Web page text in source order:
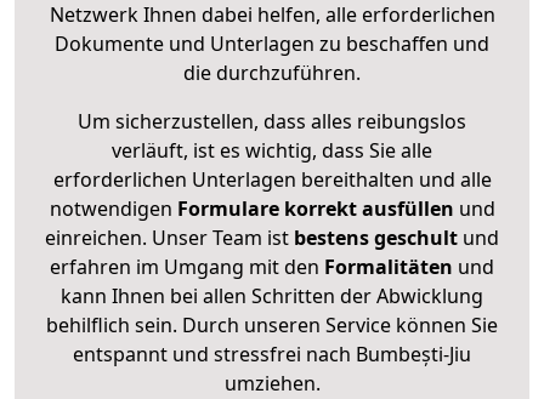
Netzwerk Ihnen dabei helfen, alle erforderlichen
Dokumente und Unterlagen zu beschaffen und
die durchzuführen.
Um sicherzustellen, dass alles reibungslos
verläuft, ist es wichtig, dass Sie alle
erforderlichen Unterlagen bereithalten und alle
notwendigen Formulare korrekt ausfüllen und
einreichen. Unser Team ist bestens geschult und
erfahren im Umgang mit den Formalitäten und
kann Ihnen bei allen Schritten der Abwicklung
behilflich sein. Durch unseren Service können Sie
entspannt und stressfrei nach Bumbești-Jiu
umziehen.